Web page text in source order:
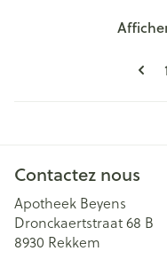
1
Contactez nous
Apotheek Beyens
Dronckaertstraat 68 B
8930 Rekkem